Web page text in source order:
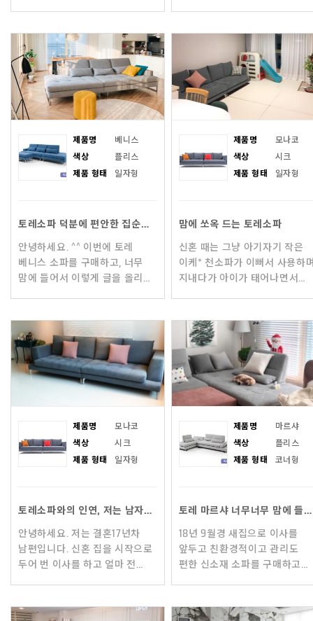
했지만, 기존에 사용하던
돌소파는
공존하는 토레의 알칸타라
제품명
베니스
색상
플리스
제품 형태
일자형
토레소파 덕분에 편안한 집순이 생활중입니다.^^
안녕하세요. ^^ 이번에 토레
베니스 소파를 구매하고, 너무
맘에 들어서 이렇게 글을 올리게
소파였어
제품명
모나코
색상
시크
제품 형태
일자형
맘에 쏘옥 드는 토레소파
신혼 때는 그냥 아기자기 작은
이케* 천소파가 이뻐서 사용하
지내다가 아이가 태어나면서
그러다 이제 아이가 조금 크
제품명
모나코
색상
시크
제품 형태
일자형
토레소파와의 인연, 저는 남자입니다.
안녕하세요. 저는 결혼17년차
남편입니다. 신혼 집을 시작으로
두어 번 이사를 하고 얼마 전
대부분 새로
제품명
마르샤
색상
플리스
제품 형태
코너형
토레 마르샤 너무너무 맘에 들어요!
18년 9월경 새집으로 이사를
앞두고 친환경적이고 관리도
편한 신소재 소파를 구매하고
소파는 브랜드도 소재도